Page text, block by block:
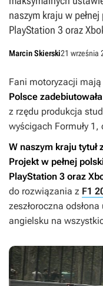
naszym kraju w
PlayStation 3 oraz
Marcin Skierski21 września
Fani motoryzacji
Polsce
z rzędu produkcja
wyścigach Formuły
W naszym kraju tytuł
Projekt w pełnej
PlayStation 3 oraz
do rozwiązania z F1
zeszłoroczna
angielsku na